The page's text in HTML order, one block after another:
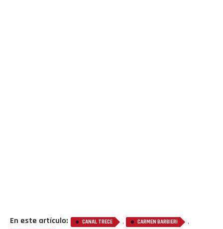
En este artículo: CANAL TRECE , CARMEN BARBIERI ,
Email